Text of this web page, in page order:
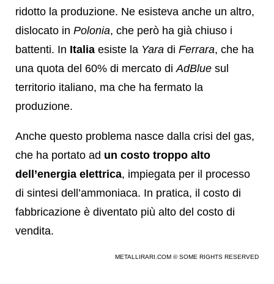
ridotto la produzione. Ne esisteva anche un altro,
dislocato in Polonia, che però ha già chiuso i
battenti. In Italia esiste la Yara di Ferrara, che ha
una quota del 60% di mercato di AdBlue sul
territorio italiano, ma che ha fermato la
produzione.
Anche questo problema nasce dalla crisi del gas,
che ha portato ad un costo troppo alto
dell’energia elettrica, impiegata per il processo
di sintesi dell’ammoniaca. In pratica, il costo di
fabbricazione è diventato più alto del costo di
vendita.
METALLIRARI.COM © SOME RIGHTS RESERVED